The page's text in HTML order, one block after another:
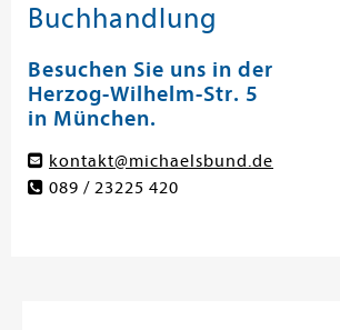
Buchhandlung
Besuchen Sie uns in der
Herzog-Wilhelm-Str. 5
in München.
kontakt@michaelsbund.de
089 / 23225 420